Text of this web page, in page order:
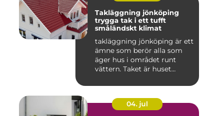
Takläggning jönköping
trygga tak i ett tufft
småländskt klimat
takläggning jönköping är ett
ämne som berör alla som
äger hus i området runt
vättern. Taket är huset...
04. jul